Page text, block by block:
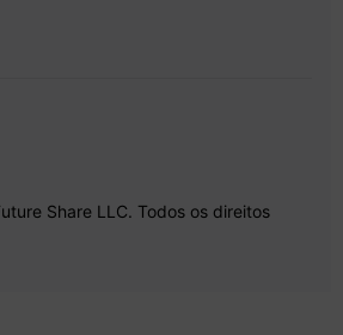
Share LLC. Todos os direitos